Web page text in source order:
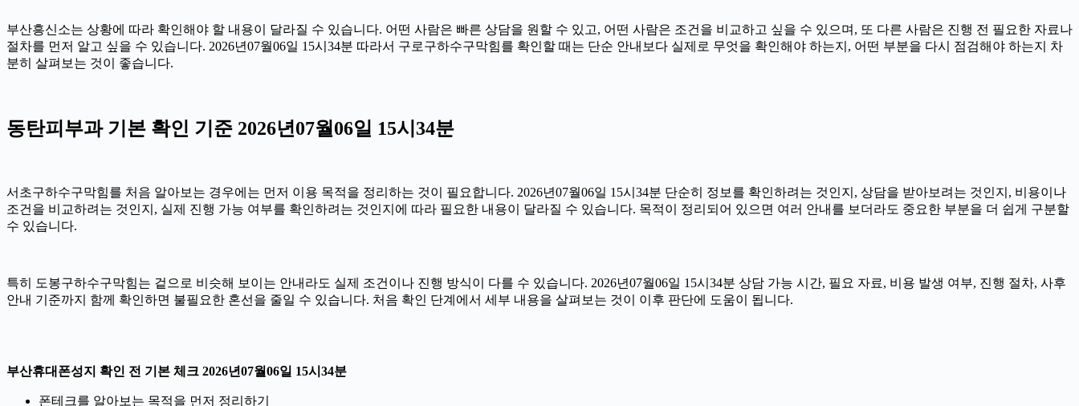
부산흥신소는 상황에 따라 확인해야 할 내용이 달라질 수 있습니다. 어떤 사람은 빠른 상담을 원할 수 있고, 어떤 사람은 조건을 비교하고 싶을 수 있으며, 또 다른 사람은 진행 전 필요한 자료나
절차를 먼저 알고 싶을 수 있습니다. 2026년07월06일 15시34분 따라서 구로구하수구막힘를 확인할 때는 단순 안내보다 실제로 무엇을 확인해야 하는지, 어떤 부분을 다시 점검해야 하는지 차
분히 살펴보는 것이 좋습니다.
동탄피부과 기본 확인 기준 2026년07월06일 15시34분
서초구하수구막힘를 처음 알아보는 경우에는 먼저 이용 목적을 정리하는 것이 필요합니다. 2026년07월06일 15시34분 단순히 정보를 확인하려는 것인지, 상담을 받아보려는 것인지, 비용이나
조건을 비교하려는 것인지, 실제 진행 가능 여부를 확인하려는 것인지에 따라 필요한 내용이 달라질 수 있습니다. 목적이 정리되어 있으면 여러 안내를 보더라도 중요한 부분을 더 쉽게 구분할
수 있습니다.
특히 도봉구하수구막힘는 겉으로 비슷해 보이는 안내라도 실제 조건이나 진행 방식이 다를 수 있습니다. 2026년07월06일 15시34분 상담 가능 시간, 필요 자료, 비용 발생 여부, 진행 절차, 사후
안내 기준까지 함께 확인하면 불필요한 혼선을 줄일 수 있습니다. 처음 확인 단계에서 세부 내용을 살펴보는 것이 이후 판단에 도움이 됩니다.
부산휴대폰성지 확인 전 기본 체크 2026년07월06일 15시34분
폰테크를 알아보는 목적을 먼저 정리하기